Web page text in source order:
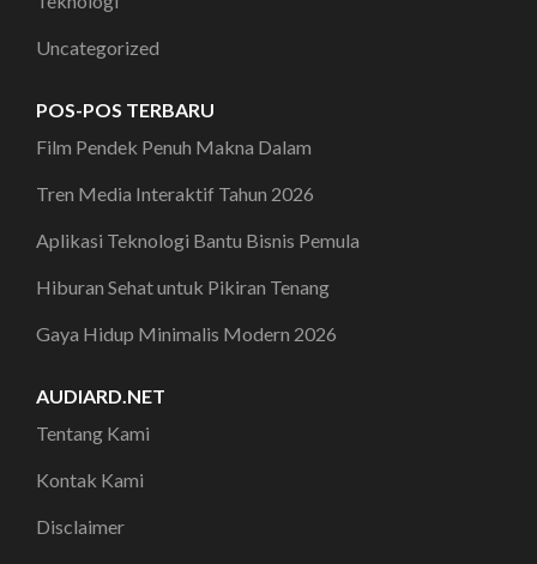
Uncategorized
POS-POS TERBARU
Film Pendek Penuh Makna Dalam
Tren Media Interaktif Tahun 2026
Aplikasi Teknologi Bantu Bisnis Pemula
Hiburan Sehat untuk Pikiran Tenang
Gaya Hidup Minimalis Modern 2026
AUDIARD.NET
Tentang Kami
Kontak Kami
Disclaimer